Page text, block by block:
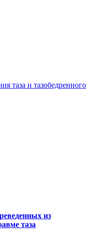
таза и тазобедренного
из
таза